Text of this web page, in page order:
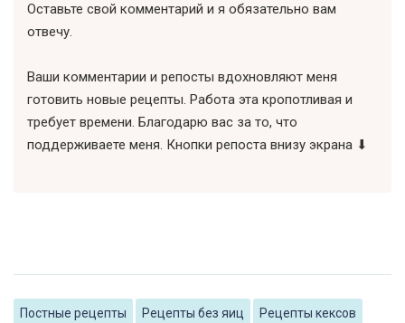
Оставьте свой комментарий и я обязательно вам
отвечу.
Ваши комментарии и репосты вдохновляют меня
готовить новые рецепты. Работа эта кропотливая и
требует времени. Благодарю вас за то, что
поддерживаете меня. Кнопки репоста внизу экрана ⬇
Постные рецепты Рецепты без яиц Рецепты кексов